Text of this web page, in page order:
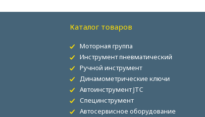
Каталог товаров
Моторная группа
Инструмент пневматический
Ручной инструмент
Динамометрические ключи
Автоинструмент JTC
Специнструмент
Автосервисное оборудование